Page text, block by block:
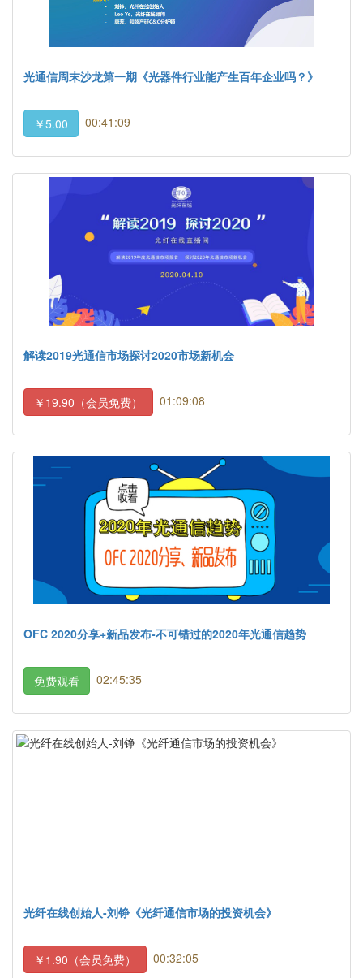
光通信周末沙龙第一期《光器件行业能产生百年企业吗？》
￥5.00 00:41:09
解读2019光通信市场探讨2020市场新机会
￥19.90（会员免费） 01:09:08
OFC 2020分享+新品发布-不可错过的2020年光通信趋势
免费观看 02:45:35
光纤在线创始人-刘铮《光纤通信市场的投资机会》
￥1.90（会员免费） 00:32:05